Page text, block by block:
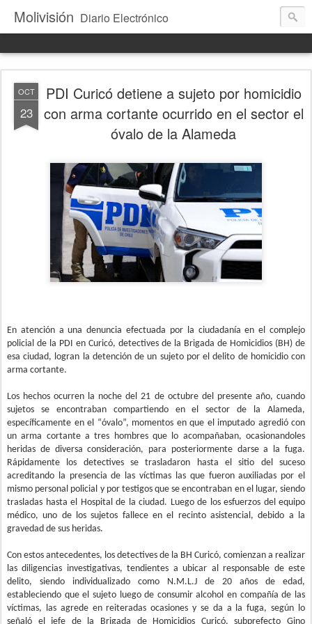
Molivisión Diario Electrónico
OCT
23
PDI Curicó detiene a sujeto por homicidio
con arma cortante ocurrido en el sector el
óvalo de la Alameda
En atención a una denuncia efectuada por la ciudadanía en el complejo
policial de la PDI en Curicó, detectives de la Brigada de Homicidios (BH) de
esa ciudad, logran la detención de un sujeto por el delito de homicidio con
arma cortante.
Los hechos ocurren la noche del 21 de octubre del presente año, cuando
sujetos se encontraban compartiendo en el sector de la Alameda,
específicamente en el “óvalo”, momentos en que el imputado agredió con
un arma cortante a tres hombres que lo acompañaban, ocasionandoles
heridas de diversa consideración, para posteriormente darse a la fuga.
Rápidamente los detectives se trasladaron hasta el sitio del suceso
acreditando la presencia de las víctimas las que fueron auxiliadas por el
mismo personal policial y por testigos que se encontraban en el lugar, siendo
trasladas hasta el Hospital de la ciudad. Luego de los esfuerzos del equipo
médico, uno de los sujetos fallece en el recinto asistencial, debido a la
gravedad de sus heridas.
Con estos antecedentes, los detectives de la BH Curicó, comienzan a realizar
las diligencias investigativas, tendientes a ubicar al responsable de este
delito, siendo individualizado como N.M.L.J de 20 años de edad,
estableciendo que el sujeto luego de consumir alcohol en compañía de las
víctimas, las agrede en reiteradas ocasiones y se da a la fuga, según lo
señaló el jefe de la Brigada de Homicidios Curicó, subprefecto Gino